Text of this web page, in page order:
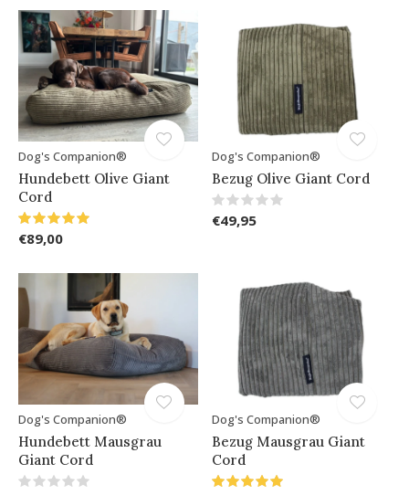
Dog's Companion®
Hundebett Olive Giant
Cord
€89,00
Dog's Companion®
Bezug Olive Giant Cord
€49,95
Dog's Companion®
Hundebett Mausgrau
Giant Cord
Dog's Companion®
Bezug Mausgrau Giant
Cord